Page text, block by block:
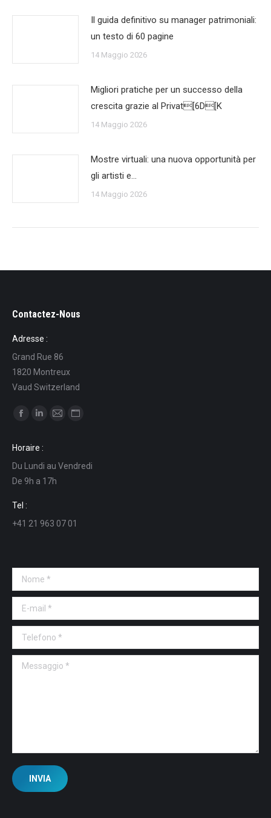
Il guida definitivo su manager patrimoniali:
un testo di 60 pagine
14 Maggio 2026
Migliori pratiche per un successo della
crescita grazie al Privat[6D[K
14 Maggio 2026
Mostre virtuali: una nuova opportunità per
gli artisti e…
14 Maggio 2026
Contactez-Nous
Adresse :
Grand Rue 86
1820 Montreux
Vaud Switzerland
Ci puoi trovare su:
opens
in
new
window
opens
in
new
in
opens
Horaire :
Du Lundi au Vendredi
De 9h a 17h
Tel :
+41 21 963 07 01
Nome *
E-mail *
Telefono *
Messaggio *
INVIA